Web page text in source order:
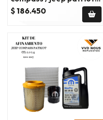
dodge caliber 07/10
$ 186.450